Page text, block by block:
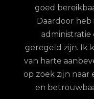
goed
Daardoor
administratie
geregeld zijn. Ik
van harte
op zoek zijn
en